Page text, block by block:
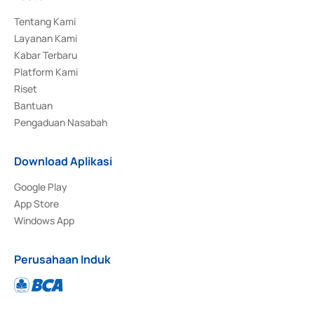
Tentang Kami
Layanan Kami
Kabar Terbaru
Platform Kami
Riset
Bantuan
Pengaduan Nasabah
Download Aplikasi
Google Play
App Store
Windows App
Perusahaan Induk